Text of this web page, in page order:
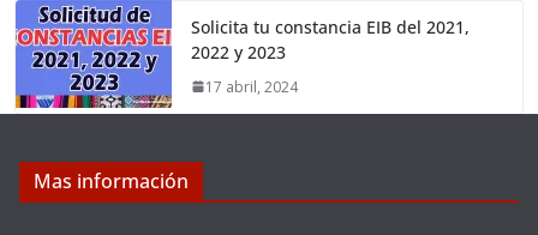
Solicita tu constancia EIB del 2021,
2022 y 2023
17 abril, 2024
Mas información